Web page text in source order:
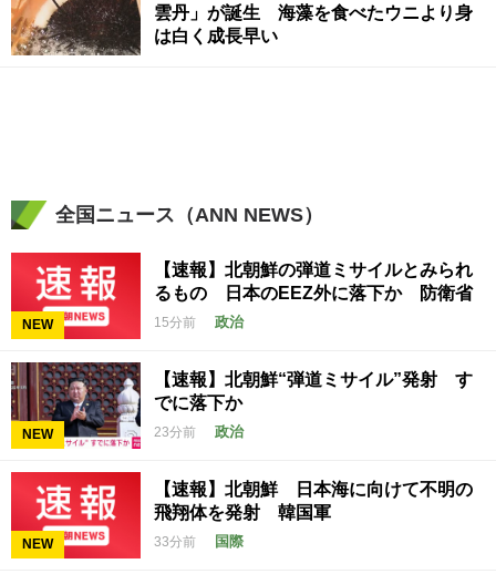
雲丹」が誕生 海藻を食べたウニより身
は白く成長早い
全国ニュース（ANN NEWS）
NEW
【速報】北朝鮮の弾道ミサイルとみられ
るもの 日本のEEZ外に落下か 防衛省
15分前 政治
NEW
【速報】北朝鮮“弾道ミサイル”発射 す
でに落下か
23分前 政治
NEW
【速報】北朝鮮 日本海に向けて不明の
飛翔体を発射 韓国軍
33分前 国際